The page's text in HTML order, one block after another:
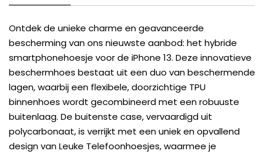
Ontdek de unieke charme en geavanceerde
bescherming van ons nieuwste aanbod: het hybride
smartphonehoesje voor de iPhone 13. Deze innovatieve
beschermhoes bestaat uit een duo van beschermende
lagen, waarbij een flexibele, doorzichtige TPU
binnenhoes wordt gecombineerd met een robuuste
buitenlaag. De buitenste case, vervaardigd uit
polycarbonaat, is verrijkt met een uniek en opvallend
design van Leuke Telefoonhoesjes, waarmee je